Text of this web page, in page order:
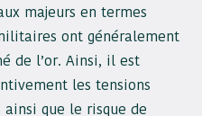
majeurs en termes
ont généralement
de l’or. Ainsi, il est
les tensions
ainsi que le risque de